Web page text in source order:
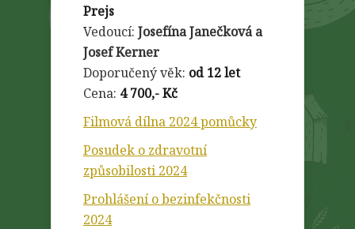
Prejs
Vedoucí: Josefína Janečková a
Josef Kerner
Doporučený věk: od 12 let
Cena: 4 700,- Kč
Filmová dílna 2024 pomůcky
Posudek o zdravotní
způsobilosti 2024
Prohlášení o bezinfekčnosti
2024